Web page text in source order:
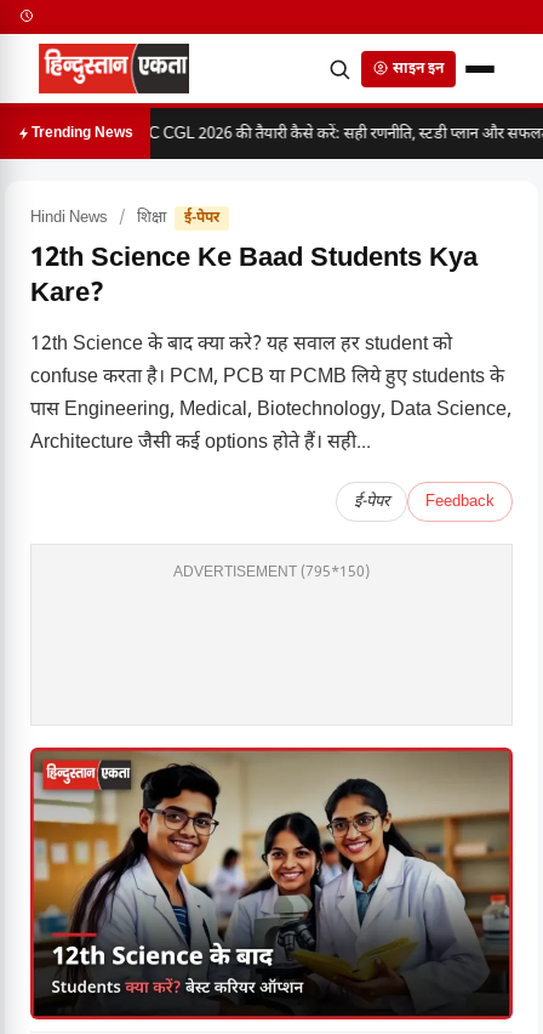
साइन इन
Trending NewsSSC CGL 2026 की तैयारी कैसे करें: सही रणनीति, स्टडी प्लान और
Hindi News / शिक्षा ई-पेपर
12th Science Ke Baad Students Kya
Kare?
12th Science के बाद क्या करे? यह सवाल हर student को
confuse करता है। PCM, PCB या PCMB लिये हुए students के
पास Engineering, Medical, Biotechnology, Data Science,
Architecture जैसी कई options होते हैं। सही...
ई-पेपर Feedback
ADVERTISEMENT (795*150)